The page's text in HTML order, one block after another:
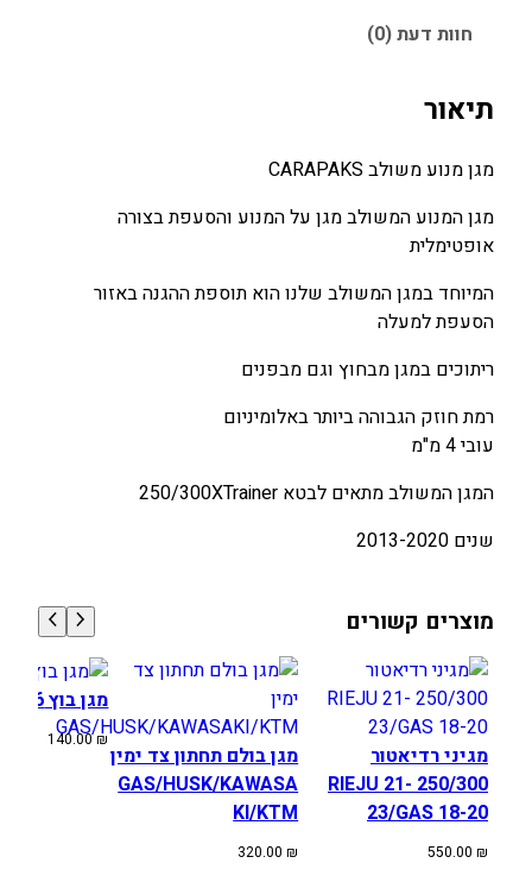
1
0
0
₪
.
0
0
.
חוות דעת (0)
תיאור
מגן מנוע משולב CARAPAKS
מגן המנוע המשולב מגן על המנוע והסעפת בצורה
אופטימלית
המיוחד במגן המשולב שלנו הוא תוספת ההגנה באזור
הסעפת למעלה
ריתוכים במגן מבחוץ וגם מבפנים
רמת חוזק הגבוהה ביותר באלומיניום
עובי 4 מ"מ
המגן המשולב מתאים לבטא 250/300XTrainer
שנים 2013-2020
מוצרים קשורים
מגיני רדיאטור
250/300 RIEJU 21-
23/GAS 18-20
550.00 ₪
מגן בולם תחתון צד ימין
GAS/HUSK/KAWASA
KI/KTM
320.00₪
מגן בוץ KTM 08-16
140.00₪